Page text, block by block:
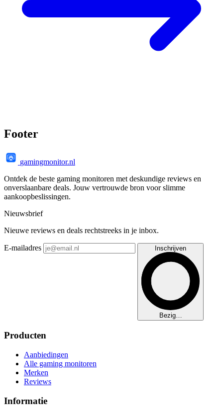
Footer
gamingmonitor.nl
Ontdek de beste gaming monitoren met deskundige reviews en
onverslaanbare deals. Jouw vertrouwde bron voor slimme
aankoopbeslissingen.
Nieuwsbrief
Nieuwe reviews en deals rechtstreeks in je inbox.
E-mailadres Inschrijven
Bezig…
Producten
Aanbiedingen
Alle gaming monitoren
Merken
Reviews
Informatie